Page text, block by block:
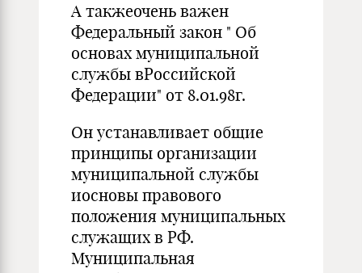
А такжеочень важен
Федеральный закон " Об
основах муниципальной
службы вРоссийской
Федерации" от 8.01.98г.
Он устанавливает общие
принципы организации
муниципальной службы
иосновы правового
положения муниципальных
служащих в РФ.
Муниципальная